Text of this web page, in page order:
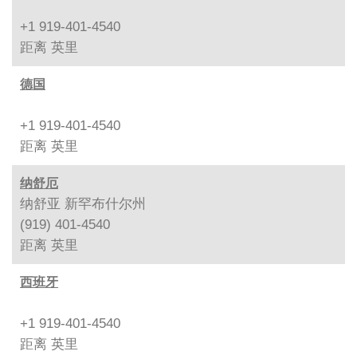
+1 919-401-4540
距离 英里
德国
+1 919-401-4540
距离 英里
纳舒厄
纳舒亚 新罕布什尔州
(919) 401-4540
距离 英里
西班牙
+1 919-401-4540
距离 英里